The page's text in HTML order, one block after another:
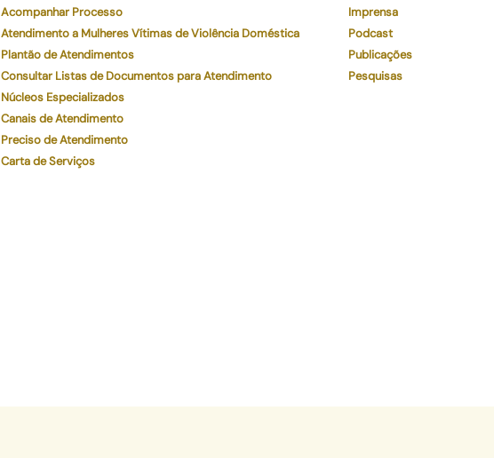
Acompanhar Processo
Atendimento a Mulheres Vítimas de Violência Doméstica
Plantão de Atendimentos
Consultar Listas de Documentos para Atendimento
Núcleos Especializados
Canais de Atendimento
Preciso de Atendimento
Carta de Serviços
Imprensa
Podcast
Publicações
Pesquisas